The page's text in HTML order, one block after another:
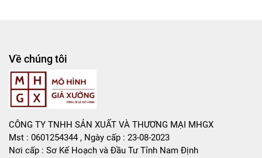
Về chúng tôi
CÔNG TY TNHH SẢN XUẤT VÀ THƯƠNG MẠI MHGX
Mst : 0601254344 , Ngày cấp : 23-08-2023
Nơi cấp : Sơ Kế Hoạch và Đầu Tư Tỉnh Nam Định